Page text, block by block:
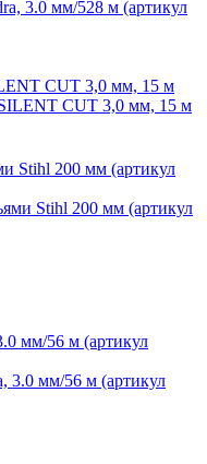
CUT 3,0 мм, 15 м
Stihl 200 мм (артикул
мм/56 м (артикул